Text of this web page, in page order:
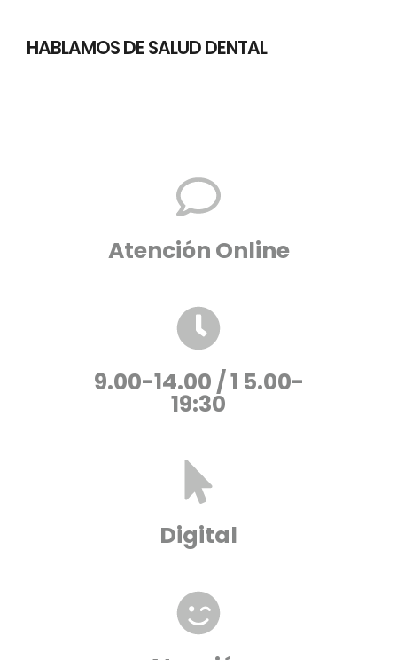
HABLAMOS DE SALUD DENTAL
Atención Online
9.00-14.00 / 1 5.00-
19:30
Digital